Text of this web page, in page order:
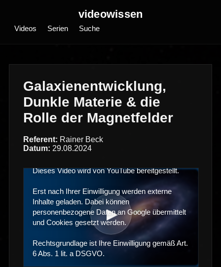
videowissen
Videos Serien Suche
Galaxienentwicklung,
Dunkle Materie & die
Rolle der Magnetfelder
Referent: Rainer Beck
Datum: 29.08.2024
▶
Dieses Video wird von YouTube bereitgestellt.
Erst nach Ihrer Einwilligung werden externe
Inhalte geladen. Dabei können
personenbezogene Daten an Google übermittelt
und Cookies gesetzt werden.
Rechtsgrundlage ist Ihre Einwilligung gemäß Art.
6 Abs. 1 lit. a DSGVO.